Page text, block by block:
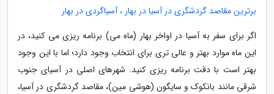
برترین مقاصد گردشگری در آسیا در بهار ، آسیاگردی در بهار
اگر برای سفر به آسیا در اواخر بهار (ماه می) برنامه ریزی می کنید، در
این ماه موارد بهتر و عالی تری برای انتخاب وجود دارد؛ اما با این وجود
بهتر است با دقت برنامه ریزی کنید. شهرهای اصلی در آسیای جنوب
شرقی مانند بانکوک و سایگون (هوشی مین)، مقاصد گردشگری در آسیا،